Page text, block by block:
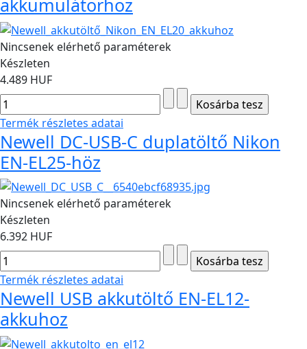
akkumulátorhoz
Nincsenek elérhető paraméterek
Készleten
4.489 HUF
Termék részletes adatai
Newell DC-USB-C duplatöltő Nikon
EN-EL25-höz
Nincsenek elérhető paraméterek
Készleten
6.392 HUF
Termék részletes adatai
Newell USB akkutöltő EN-EL12-
akkuhoz